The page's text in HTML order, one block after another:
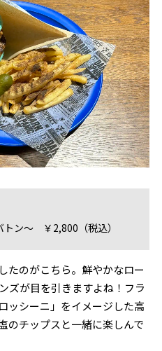
トン～ ￥2,800（税込）
たのがこちら。鮮やかなロー
ズが目を引きますよね！フラ
ッシーニ」をイメージした高
のチップスと一緒に楽しんで